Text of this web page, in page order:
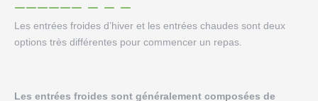
Les entrées froides d’hiver et les entrées chaudes sont deux
options très différentes pour commencer un repas.
Les entrées froides sont généralement composées de